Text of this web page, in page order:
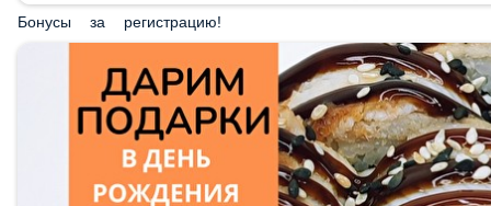
Бонусы за регистрацию!